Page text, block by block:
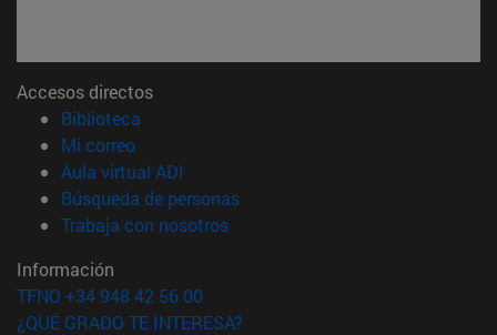
Accesos directos
Biblioteca
Mi correo(abre en nueva ventana)
Aula virtual ADI
Búsqueda de personas(abre en nueva ventana)
Trabaja con nosotros(abre en nueva ventana)
Información
TFNO +34 948 42 56 00
¿QUÉ GRADO TE INTERESA?